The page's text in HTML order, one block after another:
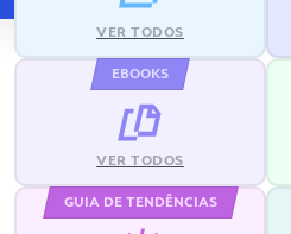
VER TODOS
EBOOKS
VER TODOS
GUIA DE TENDÊNCIAS